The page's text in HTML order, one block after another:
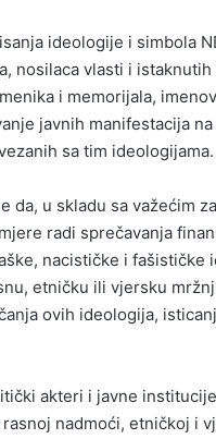
ideologije i simbola
nosilaca vlasti i
i memorijala,
javnih manifestacija
sa tim ideologijama.
u skladu sa važećim
radi sprečavanja
nacističke i fašističke
etničku ili vjersku
ovih ideologija,
akteri i javne
nadmoći, etničkoj i